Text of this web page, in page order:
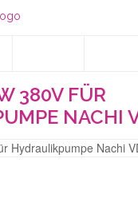
380V FÜR
NACHI